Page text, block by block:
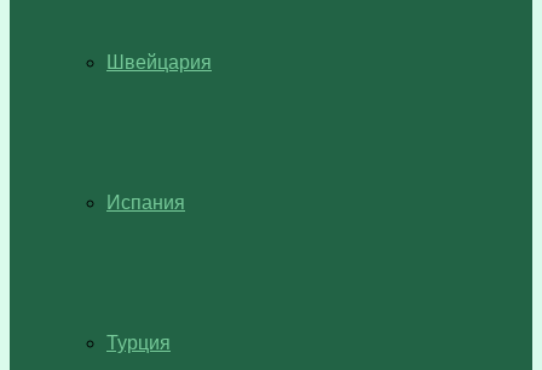
Швейцария
Испания
Турция